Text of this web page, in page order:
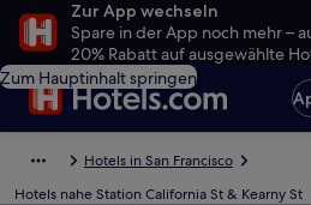
Zur App wechseln
Spare in der App noch mehr –
20% Rabatt auf ausgewählte
Zum Hauptinhalt springen
Hotels in San Francisco
Hotels nahe Station California St & Kearny St